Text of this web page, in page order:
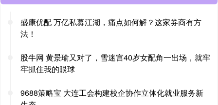
盛康优配 万亿私募江湖，痛点如何解？这家券商有方
法！
股牛网 黄景瑜又对了，雪迷宫40岁女配角一出场，就牢
牢抓住我的眼球
9688策略宝 大连工会构建校企协作立体化就业服务新